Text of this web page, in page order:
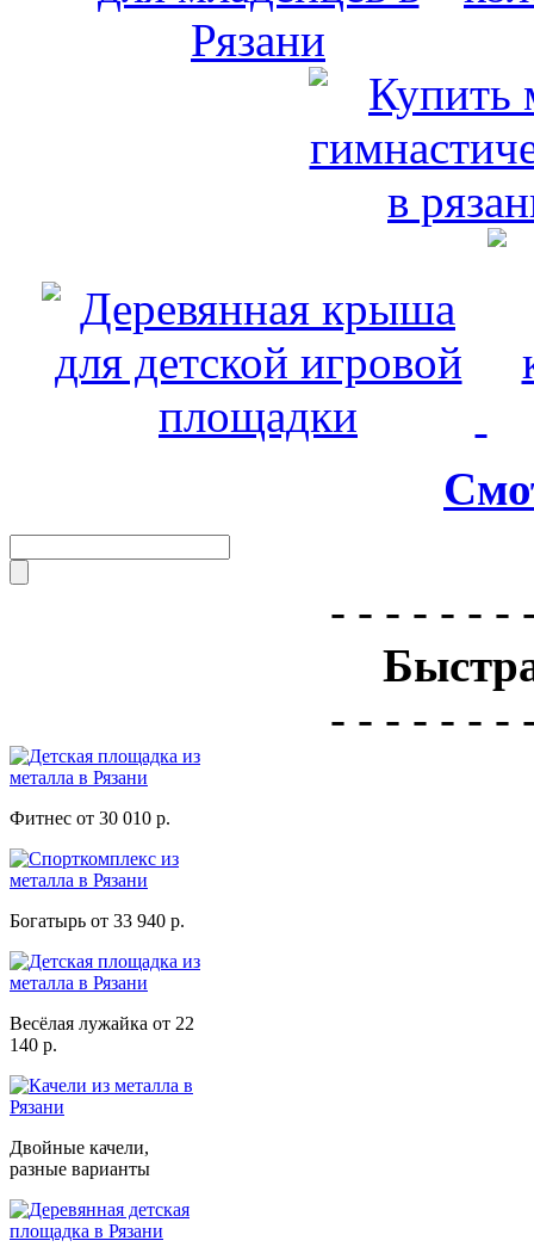
- - - - - - -
- - - - - - -
Фитнес от 30 010 р.
Богатырь от 33 940 р.
Весёлая лужайка от 22
140 р.
Двойные качели,
разные варианты